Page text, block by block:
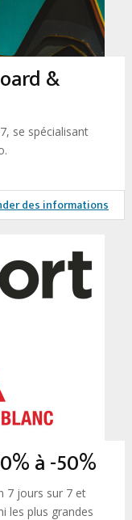
&
se spécialisant
des informations
à -50%
7 jours sur 7 et
les plus grandes